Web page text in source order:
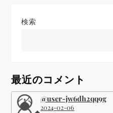
検索
最近のコメント
@user-jw6dh2qq9g
2024-02-06